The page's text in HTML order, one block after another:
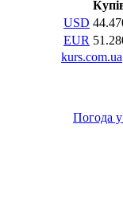
Погода у